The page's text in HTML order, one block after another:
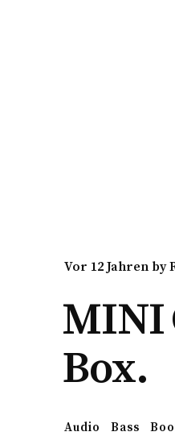
vor 12 Jahren by
MINI
Box.
Audio Bass